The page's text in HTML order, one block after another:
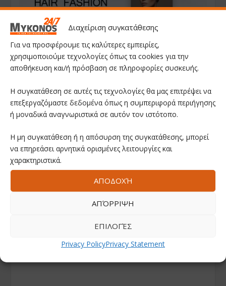
Διαχείριση συγκατάθεσης
Για να προσφέρουμε τις καλύτερες εμπειρίες,
χρησιμοποιούμε τεχνολογίες όπως τα cookies για την
αποθήκευση και/ή πρόσβαση σε πληροφορίες συσκευής.
Η συγκατάθεση σε αυτές τις τεχνολογίες θα μας επιτρέψει να
επεξεργαζόμαστε δεδομένα όπως η συμπεριφορά περιήγησης
ή μοναδικά αναγνωριστικά σε αυτόν τον ιστότοπο.
Η μη συγκατάθεση ή η απόσυρση της συγκατάθεσης, μπορεί
να επηρεάσει αρνητικά ορισμένες λειτουργίες και
χαρακτηριστικά.
ΑΠΟΔΟΧΉ
ΑΠΌΡΡΙΨΗ
ΕΠΙΛΟΓΈΣ
Privacy PolicyPrivacy Statement